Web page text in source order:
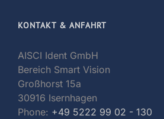
KONTAKT & ANFAHRT
AISCI Ident GmbH
Bereich Smart Vision
Großhorst 15a
30916 Isernhagen
Phone: +49 5222 99 02 - 130